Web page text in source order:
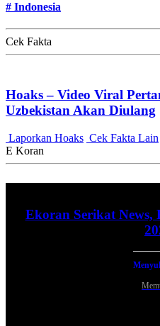
# Indonesia
Cek Fakta
Hoaks – Video Viral
Uzbekistan Akan Diulang
Laporkan Hoaks Cek Fakta Lain
E Koran
Ekoran Serikat News,